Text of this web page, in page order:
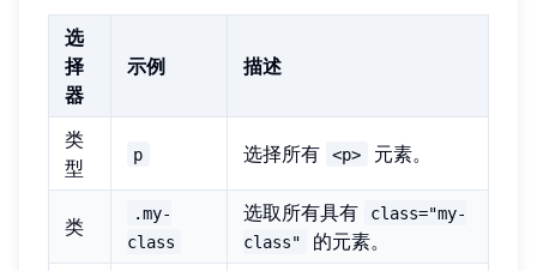
选
择
器
示例 描述
类
型
p 选择所有 <p> 元素。
类
.my-
class
选取所有具有
class="my-
class"
的元素。